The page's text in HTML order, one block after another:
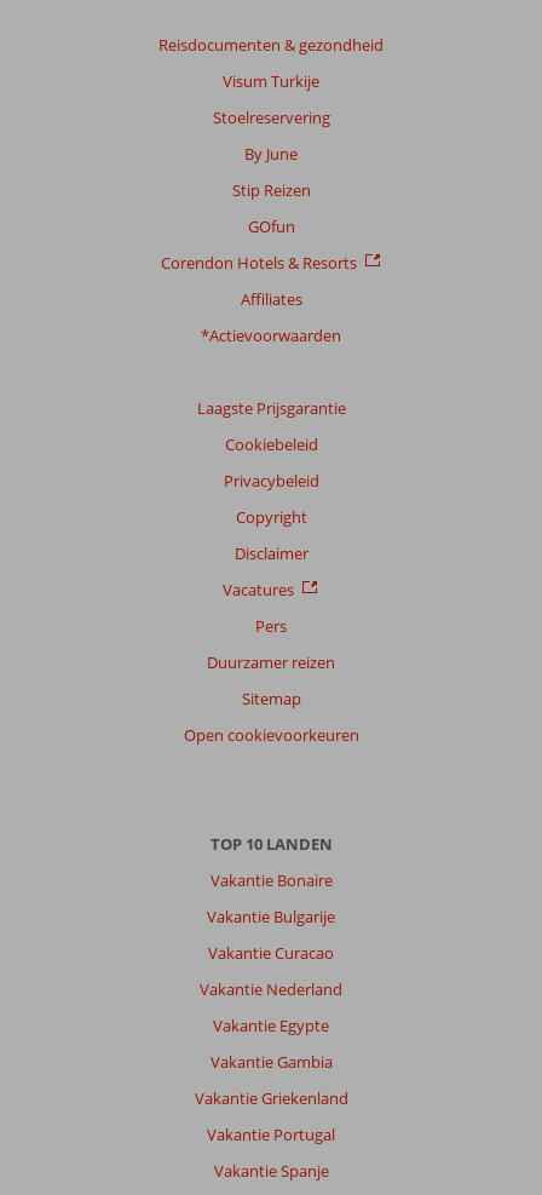
Reisdocumenten & gezondheid
Visum Turkije
Stoelreservering
By June
Stip Reizen
GOfun
Corendon Hotels & Resorts
Affiliates
*Actievoorwaarden
Laagste Prijsgarantie
Cookiebeleid
Privacybeleid
Copyright
Disclaimer
Vacatures
Pers
Duurzamer reizen
Sitemap
Open cookievoorkeuren
TOP 10 LANDEN
Vakantie Bonaire
Vakantie Bulgarije
Vakantie Curacao
Vakantie Nederland
Vakantie Egypte
Vakantie Gambia
Vakantie Griekenland
Vakantie Portugal
Vakantie Spanje